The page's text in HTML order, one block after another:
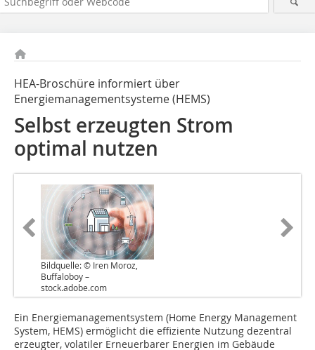
HEA-Broschüre informiert über
Energiemanagementsysteme (HEMS)
Selbst erzeugten Strom
optimal nutzen
Bildquelle: © Iren Moroz,
Buffaloboy –
stock.adobe.com
Ein Energiemanagementsystem (Home Energy Management
System, HEMS) ermöglicht die effiziente Nutzung dezentral
erzeugter, volatiler Erneuerbarer Energien im Gebäude